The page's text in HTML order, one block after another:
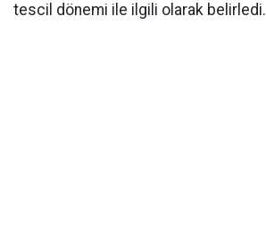
tescil dönemi ile ilgili olarak belirledi.